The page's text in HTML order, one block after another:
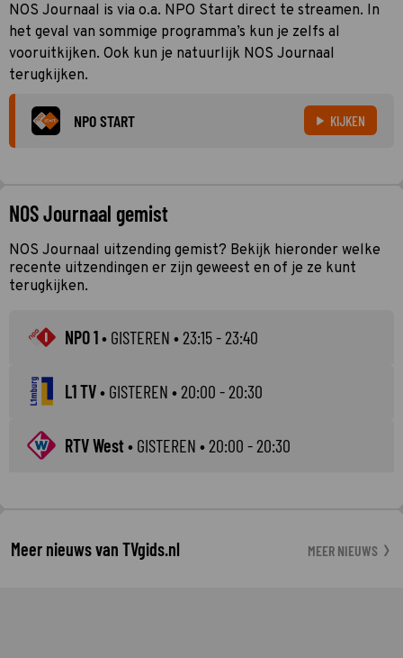
NOS Journaal is via o.a. NPO Start direct te streamen. In
het geval van sommige programma’s kun je zelfs al
vooruitkijken. Ook kun je natuurlijk NOS Journaal
terugkijken.
NPO START KIJKEN
NOS Journaal gemist
NOS Journaal uitzending gemist? Bekijk hieronder welke
recente uitzendingen er zijn geweest en of je ze kunt
terugkijken.
NPO 1• GISTEREN • 23:15 - 23:40
L1 TV• GISTEREN • 20:00 - 20:30
RTV West• GISTEREN • 20:00 - 20:30
Meer nieuws van TVgids.nl MEER NIEUWS